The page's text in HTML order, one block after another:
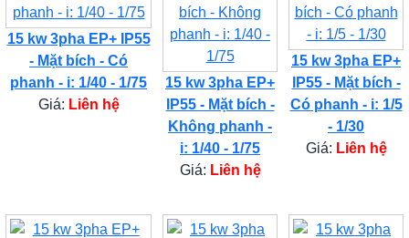
15 kw 3pha EP+ IP55
- Mặt bích - Có
phanh - i: 1/40 - 1/75
Giá: Liên hệ
15 kw 3pha EP+
IP55 - Mặt bích -
Không phanh -
i: 1/40 - 1/75
Giá: Liên hệ
15 kw 3pha EP+
IP55 - Mặt bích -
Có phanh - i: 1/5
- 1/30
Giá: Liên hệ